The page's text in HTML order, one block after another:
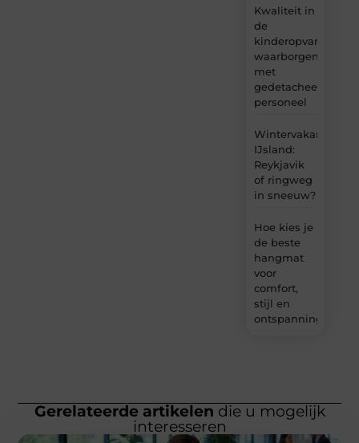
Kwaliteit in
de
kinderopvang
waarborgen
met
gedetacheerd
personeel
Wintervakantie
IJsland:
Reykjavik
of ringweg
in sneeuw?
Hoe kies je
de beste
hangmat
voor
comfort,
stijl en
ontspanning?
Gerelateerde artikelen die u mogelijk
interesseren